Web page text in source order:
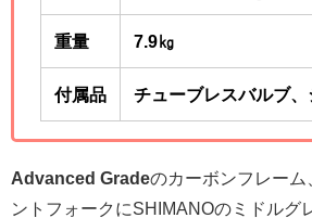
重量 7.9㎏
付属品 チューブレスバルブ、
Advanced Gradeのカーボンフレーム
ントフォークにSHIMANOのミドルグ